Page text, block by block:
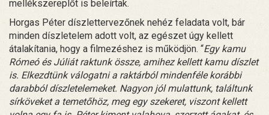
mellékszereplőt is beleírtak.
Horgas Péter díszlettervezőnek nehéz feladata volt, bár
minden díszletelem adott volt, az egészet úgy kellett
átalakítania, hogy a filmezéshez is működjön. “Egy kamu
Rómeó és Júliát raktunk össze, amihez kellett kamu díszlet
is. Elkezdtünk válogatni a raktárból mindenféle korábbi
darabból díszletelemeket. Nagyon jól mulattunk, találtunk
sírköveket a temetőhöz, meg egy szekeret, viszont kellett